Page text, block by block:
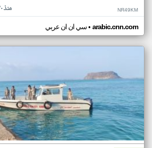
منذ ٢٠ يوم NR49KM
سي ان ان عربي• arabic.cnn.com